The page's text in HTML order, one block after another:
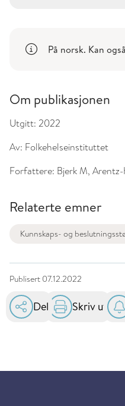
På norsk. Kan
Om publikasjonen
Utgitt: 2022
Av: Folkehelseinstituttet
Forfattere: Bjerk M,
Relaterte emner
Kunnskaps- og
Publisert 07.12.2022
Del Skriv ut